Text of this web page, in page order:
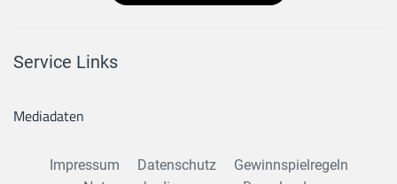
Service Links
Mediadaten
Impressum Datenschutz
Gewinnspielregeln